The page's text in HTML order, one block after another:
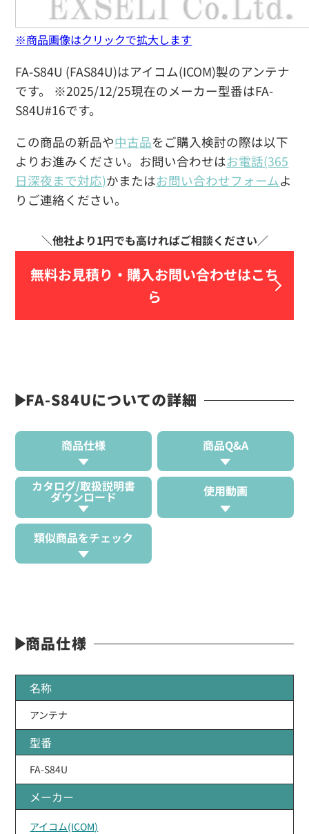
FA-S84U (FAS84U)はアイコム(ICOM)製のアンテナ
です。 ※2025/12/25現在のメーカー型番はFA-
S84U#16です。
この商品の新品や中古品をご購入検討の際は以下
よりお進みください。お問い合わせはお電話(365
日深夜まで対応)かまたはお問い合わせフォームよ
りご連絡ください。
無料お見積り・ 購入お問い合わせはこち
ら
※商品画像はクリックで拡大します
FA-S84Uについての詳細
商品仕様 商品Q&A
カタログ/取扱説明書
ダウンロード 使用動画
類似商品をチェック
商品仕様
名称
アンテナ
型番
FA-S84U
メーカー
アイコム(ICOM)